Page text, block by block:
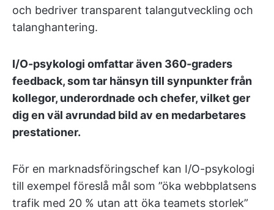
och bedriver transparent talangutveckling och
talanghantering.
I/O-psykologi omfattar även 360-graders
feedback, som tar hänsyn till synpunkter från
kollegor, underordnade och chefer, vilket ger
dig en väl avrundad bild av en medarbetares
prestationer.
För en marknadsföringschef kan I/O-psykologi
till exempel föreslå mål som ”öka webbplatsens
trafik med 20 % utan att öka teamets storlek”